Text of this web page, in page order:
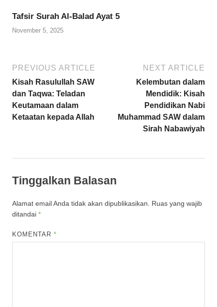
Tafsir Surah Al-Balad Ayat 5
November 5, 2025
PREVIOUS ARTICLE
Kisah Rasulullah SAW
dan Taqwa: Teladan
Keutamaan dalam
Ketaatan kepada Allah
NEXT ARTICLE
Kelembutan dalam
Mendidik: Kisah
Pendidikan Nabi
Muhammad SAW dalam
Sirah Nabawiyah
Tinggalkan Balasan
Alamat email Anda tidak akan dipublikasikan.
Ruas yang wajib
ditandai *
KOMENTAR*